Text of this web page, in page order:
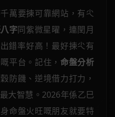
萬要揀可靠網站，有尐
字同紫微星曜，連閏月
錯率好高！最好揀尐有
平台。記住， 命盤分析
防饑、逆境借力打力，
大智慧。2026年係乙巳
命盤火旺嘅朋友就要特